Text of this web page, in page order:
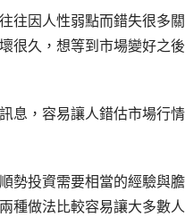
往因人性弱點而錯失很多
很久，想等到市場變好之
息，容易讓人錯估市場行情
勢投資需要相當的經驗與膽
種做法比較容易讓大多數